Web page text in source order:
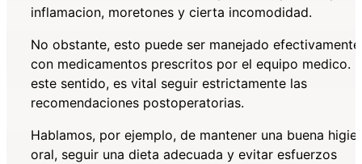
inflamacion, moretones y cierta incomodidad.
No obstante, esto puede ser manejado efectivamente
con medicamentos prescritos por el equipo medico.
este sentido, es vital seguir estrictamente las
recomendaciones postoperatorias.
Hablamos, por ejemplo, de mantener una buena
oral, seguir una dieta adecuada y evitar esfuerzos